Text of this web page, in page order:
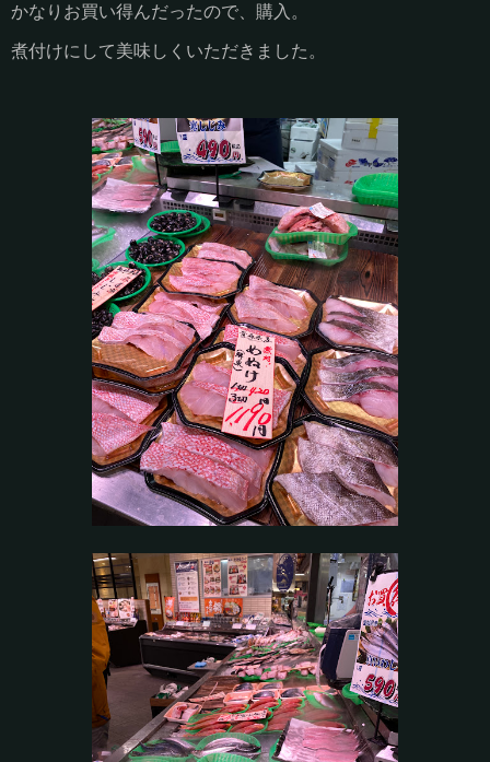
かなりお買い得んだったので、購入。
煮付けにして美味しくいただきました。